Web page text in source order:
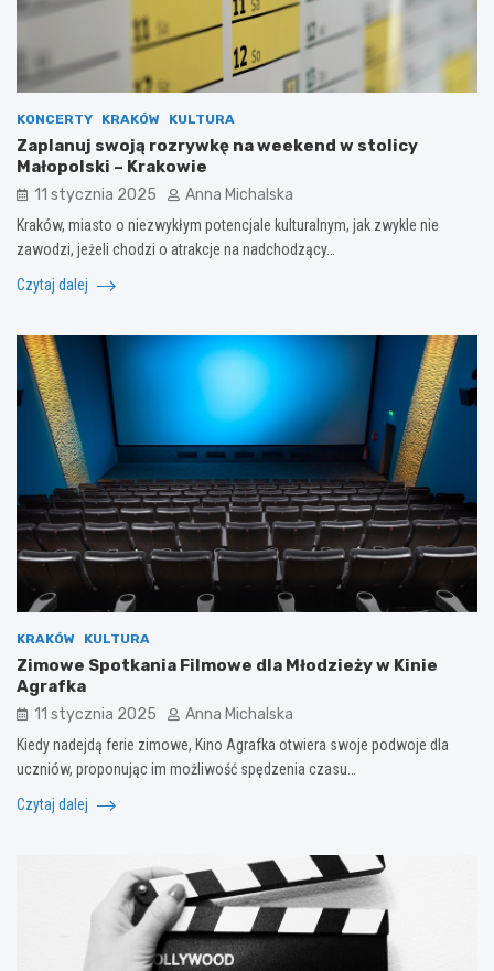
KONCERTY KRAKÓW KULTURA
Zaplanuj swoją rozrywkę na weekend w stolicy
Małopolski – Krakowie
11 stycznia 2025 Anna Michalska
Kraków, miasto o niezwykłym potencjale kulturalnym, jak zwykle nie
zawodzi, jeżeli chodzi o atrakcje na nadchodzący…
Czytaj dalej
KRAKÓW KULTURA
Zimowe Spotkania Filmowe dla Młodzieży w Kinie
Agrafka
11 stycznia 2025 Anna Michalska
Kiedy nadejdą ferie zimowe, Kino Agrafka otwiera swoje podwoje dla
uczniów, proponując im możliwość spędzenia czasu…
Czytaj dalej